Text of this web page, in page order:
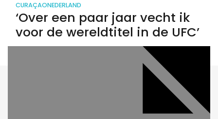
CURAÇAONEDERLAND
‘Over een paar jaar vecht ik
voor de wereldtitel in de UFC’